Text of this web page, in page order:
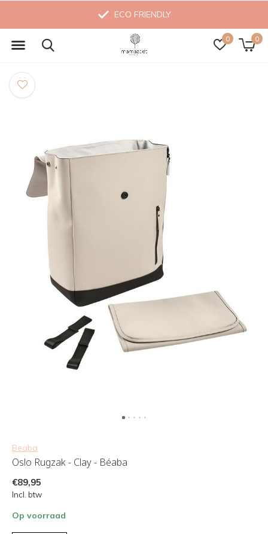
0 0
ECO FRIENDLY
Beaba
Oslo Rugzak - Clay - Béaba
€89,95
Incl. btw
Op voorraad